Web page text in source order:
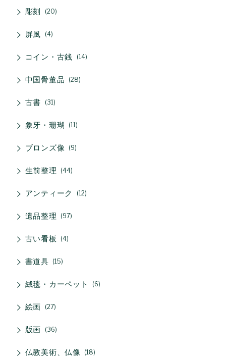
彫刻 20
屏風 4
コイン・古銭 14
中国骨董品 28
古書 31
象牙・珊瑚 11
ブロンズ像 9
生前整理 44
アンティーク 12
遺品整理 97
古い看板 4
書道具 15
絨毯・カーペット 6
絵画 27
版画 36
仏教美術、仏像 18